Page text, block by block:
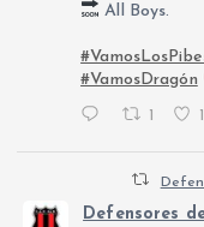
All Boys.
#VamosDragón
1 1
Defensores